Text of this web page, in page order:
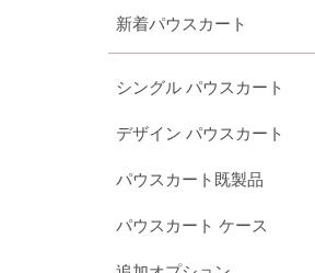
新着パウスカート
シングル パウスカート
デザイン パウスカート
パウスカート既製品
パウスカート ケース